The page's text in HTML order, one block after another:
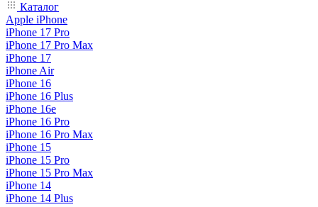
Каталог
Apple iPhone
iPhone 17 Pro
iPhone 17 Pro Max
iPhone 17
iPhone Air
iPhone 16
iPhone 16 Plus
iPhone 16e
iPhone 16 Pro
iPhone 16 Pro Max
iPhone 15
iPhone 15 Pro
iPhone 15 Pro Max
iPhone 14
iPhone 14 Plus